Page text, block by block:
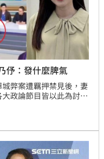
伃：發什麼脾氣
弊案遭羈押禁見後，妻
政論節目皆以此為討論
的廣告時間畫面，只見
！」，讓主持人王乃伃
氣啊？」引發網友熱